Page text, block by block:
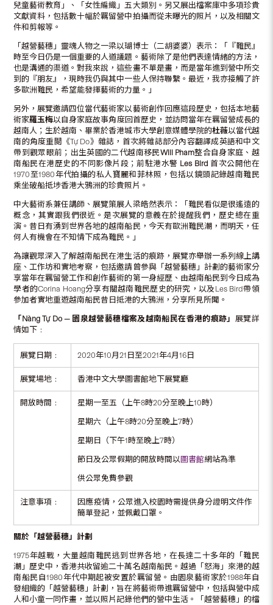
兒童藝術教育」、「女性編織」五大類別。另又展出檔案庫中多項珍貴
文獻資料，包括數十幅於羈留營中拍攝而從未曝光的照片，以及相關文
件和剪報等。
「越營藝穗」靈魂人物之一梁以瑚博士（二胡婆婆）表示：「『難民』
時至今日仍是一個重要的人道議題。藝術除了是他們表達情緒的方法，
也是溝通的渠道。對我來說，這些畫不單是畫，而是當年進到營中所交
到的『朋友』，現時我仍與其中一些人保持聯繫。最近，我亦接觸了許
多歐洲難民，希望能發揮藝術的力量。」
另外，展覽邀請四位當代藝術家以藝術創作回應這段歷史，包括本地藝
術家羅玉梅以自身家庭故事角度回首歷史，並訪問當年在羈留營成長的
越南人；生於越南、畢業於香港城市大學創意媒體學院的杜薇以當代越
南的角度重閲《Tự Do》雜誌，首次將雜誌部分內容翻譯成英語和中文
帶到觀眾眼前；出生英國的二代越南移民Will Pham整合自身家庭、越
南船民在港歷史的不同影像片段；前駐港水警 Les Bird 首次公開他在
1970至1980年代拍攝的私人寶麗和菲林照，包括以鏡頭記錄越南難民
乘坐破船抵埗香港大鴉洲的珍貴照片。
中大藝術系兼任講師、展覽策展人梁皓然表示：「難民看似是很遙遠的
概念，其實跟我們很近。是次展覽的意義在於提醒我們，歷史總在重
演。昔日有湧到世界各地的越南船民，今天有歐洲難民潮，而明天，任
何人有機會在不知情下成為難民。」
為讓觀眾深入了解越南船民在港生活的痕跡，展覽亦舉辦一系列線上講
座、工作坊和實地考察，包括邀請曾參與「越營藝穗」計劃的藝術家分
享當年在羈留營工作和創作藝術的第一身經歷、由越南船民到今日成為
學者的Corina Hoang分享有關越南難民歷史的研究，以及Les Bird帶領
參加者實地重遊越南船民昔日抵港的大鴉洲，分享所見所聞。
「Nàng Tự Do — 園泉越營藝穗檔案及越南船民在香港的痕跡」 展覽詳
情如下﹕
展覽日期﹕ 2020年10月21日至2021年4月16日
展覽場地﹕ 香港中文大學圖書館地下展覽廳
開放時間﹕ 星期一至五（上午8時20分至晚上10時）
星期六（上午8時20分至晚上7時）
星期日（下午1時至晚上7時）
節日及公眾假期的開放時間以 圖書館網站為準
供公眾免費參觀
注意事項﹕
因應疫情，公眾進入校園時需提供身分證明文件作
簡單登記，並佩戴口罩。
關於「越營藝穗」計劃
1975年越戰，大量越南難民逃到世界各地，在長達二十多年的「難民
潮」歷史中，香港共收留逾二十萬名越南船民。越過「怒海」來港的越
南船民自1980年代中期起被安置於羈留營。由園泉藝術家於1988年自
發組織的「越營藝穗」計劃，旨在將藝術帶進羈留營中，包括與營中成
人和小童一同作畫，並以照片記錄他們的營中生活。「越營藝穗」的檔